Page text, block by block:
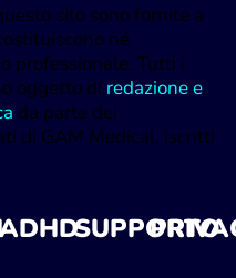
sito sono fornite a
né
professionale. Tutti i
oggetto di redazione e
da parte dei
di GAM Medical, iscritti
ADHDSUPPORTO